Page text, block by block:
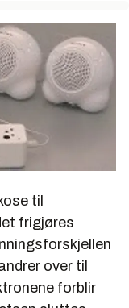
til
frigjøres
over til
forblir